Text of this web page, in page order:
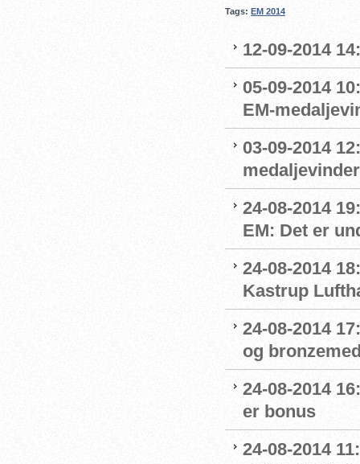
Tags: EM 2014
12-09-2014
05-09-2014
EM-
03-09-2014
24-08-2014
EM: Det er
24-08-2014
Kastrup
24-08-2014
og
24-08-2014
er bonus
24-08-2014